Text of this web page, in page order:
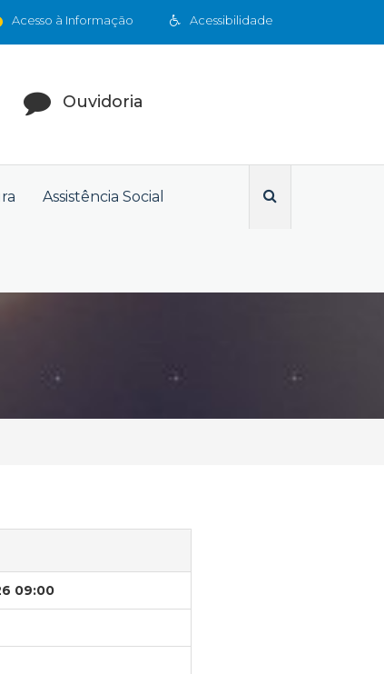
Acessibilidade
Acesso à Informação
Ouvidoria
Assistência Social
09:00